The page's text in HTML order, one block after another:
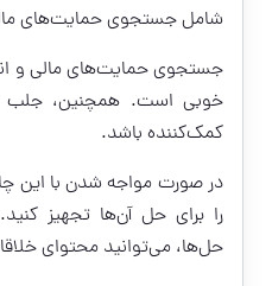
شامل جستجوی حمایت‌های
جستجوی حمایت‌های مالی و
خوبی است. همچنین، جلب
کمک‌کننده باشد.
در صورت مواجه شدن با این
را برای حل آن‌ها تجهیز
حل‌ها، می‌توانید محتوای